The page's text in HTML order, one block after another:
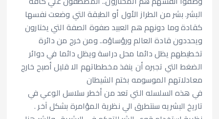
البشر. بشر من الطراز الأول أو الطبقة التي وضعت نفسها
كقادة وما دونهم هم العبيد صفوة الصفة التي يختارون
ويحددون قادة العالم ورؤساؤه.. ومن خرج من دائرة
تخطيطهم يظل دائما محل دراسة ويظل دائما في دوائر
الضغط التي تجبره أن ينفذ مخططاتهم الا قليل أصبح خارج
معادلاتهم الموسومه بختم الشيطان
في هذه السلسله التي تعد من أخطر سلاسل الوعي في
تاريخ البشريه سنتطرق الي نظرية المؤامرة بشكل آخر .